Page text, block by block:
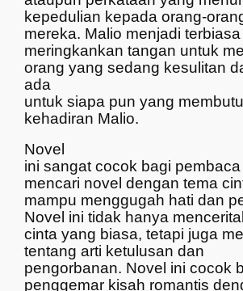
kepedulian kepada orang-
mereka. Malio menjadi terbiasa
meringkankan tangan untuk
orang yang sedang kesulitan
ada
untuk siapa pun yang
kehadiran Malio.
Novel
ini sangat cocok bagi
mencari novel dengan tema
mampu menggugah hati dan
Novel ini tidak hanya
cinta yang biasa, tetapi juga
tentang arti ketulusan dan
pengorbanan. Novel ini cocok
penggemar kisah romantis